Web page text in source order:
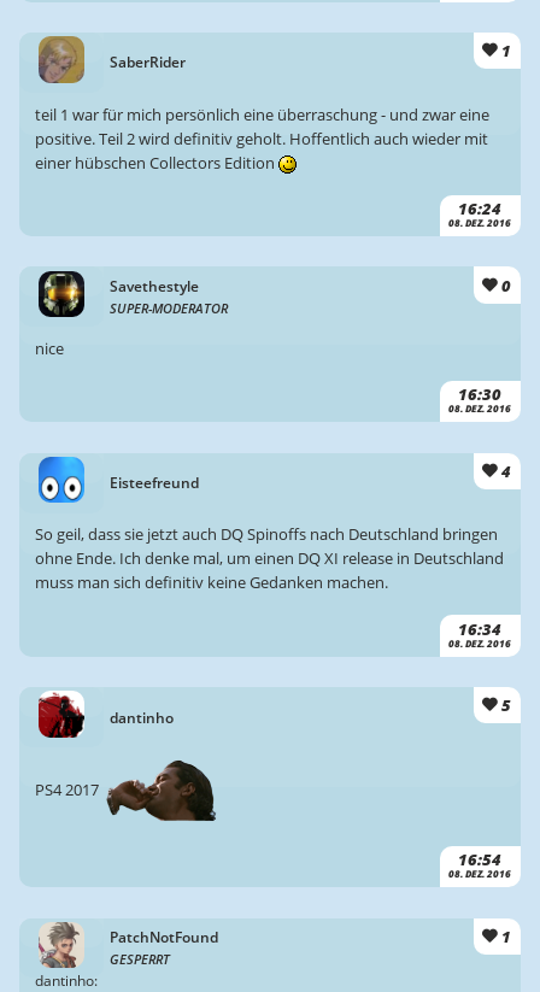
SaberRider
1
16:24
08. DEZ. 2016
teil 1 war für mich persönlich eine überraschung - und zwar eine
positive. Teil 2 wird definitiv geholt. Hoffentlich auch wieder mit
einer hübschen Collectors Edition
Savethestyle
SUPER-MODERATOR
0
16:30
08. DEZ. 2016
nice
Eisteefreund
4
16:34
08. DEZ. 2016
So geil, dass sie jetzt auch DQ Spinoffs nach Deutschland bringen
ohne Ende. Ich denke mal, um einen DQ XI release in Deutschland
muss man sich definitiv keine Gedanken machen.
dantinho
5
16:54
08. DEZ. 2016
PS4 2017
PatchNotFound
GESPERRT
1
dantinho: